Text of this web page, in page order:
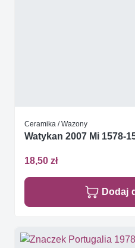
Ceramika / Wazony
Watykan 2007 Mi 1578-
18,50 zł
Dodaj